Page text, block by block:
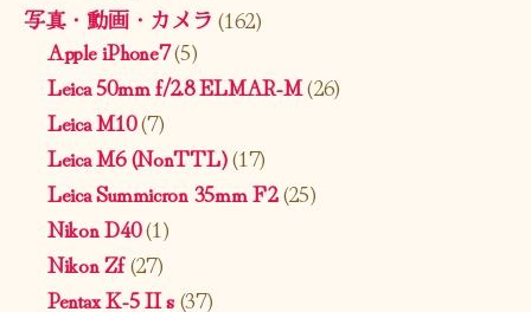
写真・動画・カメラ (162)
Apple iPhone7(5)
Leica 50mm f/2.8 ELMAR-M(26)
Leica M10(7)
Leica M6 (NonTTL)(17)
Leica Summicron 35mm F2(25)
Nikon D40(1)
Nikon Zf(27)
Pentax K-5 II s(37)